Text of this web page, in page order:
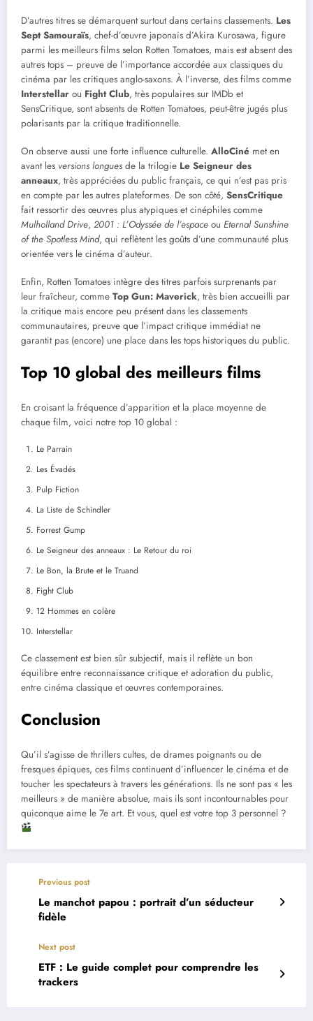
D’autres titres se démarquent surtout dans certains classements. Les
Sept Samouraïs, chef-d’œuvre japonais d’Akira Kurosawa, figure
parmi les meilleurs films selon Rotten Tomatoes, mais est absent des
autres tops – preuve de l’importance accordée aux classiques du
cinéma par les critiques anglo-saxons. À l’inverse, des films comme
Interstellar ou Fight Club, très populaires sur IMDb et
SensCritique, sont absents de Rotten Tomatoes, peut-être jugés plus
polarisants par la critique traditionnelle.
On observe aussi une forte influence culturelle. AlloCiné met en
avant les versions longues de la trilogie Le Seigneur des
anneaux, très appréciées du public français, ce qui n’est pas pris
en compte par les autres plateformes. De son côté, SensCritique
fait ressortir des œuvres plus atypiques et cinéphiles comme
Mulholland Drive, 2001 : L’Odyssée de l’espace ou Eternal Sunshine
of the Spotless Mind, qui reflètent les goûts d’une communauté plus
orientée vers le cinéma d’auteur.
Enfin, Rotten Tomatoes intègre des titres parfois surprenants par
leur fraîcheur, comme Top Gun: Maverick, très bien accueilli par
la critique mais encore peu présent dans les classements
communautaires, preuve que l’impact critique immédiat ne
garantit pas (encore) une place dans les tops historiques du public.
Top 10 global des meilleurs films
En croisant la fréquence d’apparition et la place moyenne de
chaque film, voici notre top 10 global :
Le Parrain
Les Évadés
Pulp Fiction
La Liste de Schindler
Forrest Gump
Le Seigneur des anneaux : Le Retour du roi
Le Bon, la Brute et le Truand
Fight Club
12 Hommes en colère
Interstellar
Ce classement est bien sûr subjectif, mais il reflète un bon
équilibre entre reconnaissance critique et adoration du public,
entre cinéma classique et œuvres contemporaines.
Conclusion
Qu’il s’agisse de thrillers cultes, de drames poignants ou de
fresques épiques, ces films continuent d’influencer le cinéma et de
toucher les spectateurs à travers les générations. Ils ne sont pas « les
meilleurs » de manière absolue, mais ils sont incontournables pour
quiconque aime le 7e art. Et vous, quel est votre top 3 personnel ?
Previous post
Le manchot papou : portrait d’un séducteur
fidèle
Next post
ETF : Le guide complet pour comprendre les
trackers